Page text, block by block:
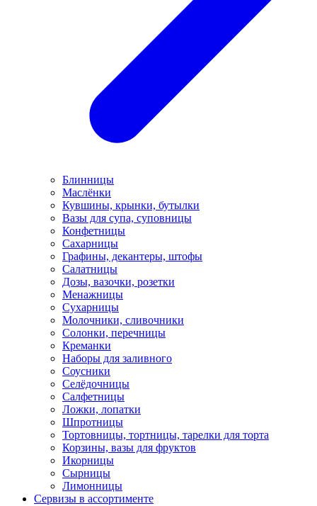
Блинницы
Маслёнки
Кувшины, крынки, бутылки
Вазы для супа, суповницы
Конфетницы
Сахарницы
Графины, декантеры, штофы
Салатницы
Дозы, вазочки, розетки
Менажницы
Сухарницы
Молочники, сливочники
Солонки, перечницы
Креманки
Наборы для заливного
Соусники
Селёдочницы
Салфетницы
Ложки, лопатки
Шпротницы
Тортовницы, тортницы, тарелки для торта
Корзины, вазы для фруктов
Икорницы
Сырницы
Лимонницы
Сервизы в ассортименте